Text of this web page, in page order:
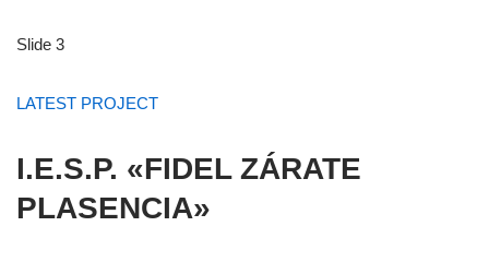
Slide 3
LATEST PROJECT
I.E.S.P. «FIDEL ZÁRATE
PLASENCIA»